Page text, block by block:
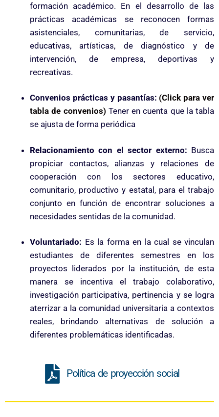
formación académico. En el desarrollo de las
prácticas académicas se reconocen formas
asistenciales, comunitarias, de servicio,
educativas, artísticas, de diagnóstico y de
intervención, de empresa, deportivas y
recreativas.
Convenios prácticas y pasantías: (Click para ver
tabla de convenios) Tener en cuenta que la tabla
se ajusta de forma periódica
Relacionamiento con el sector externo: Busca
propiciar contactos, alianzas y relaciones de
cooperación con los sectores educativo,
comunitario, productivo y estatal, para el trabajo
conjunto en función de encontrar soluciones a
necesidades sentidas de la comunidad.
Voluntariado: Es la forma en la cual se vinculan
estudiantes de diferentes semestres en los
proyectos liderados por la institución, de esta
manera se incentiva el trabajo colaborativo,
investigación participativa, pertinencia y se logra
aterrizar a la comunidad universitaria a contextos
reales, brindando alternativas de solución a
diferentes problemáticas identificadas.
Política de proyección social